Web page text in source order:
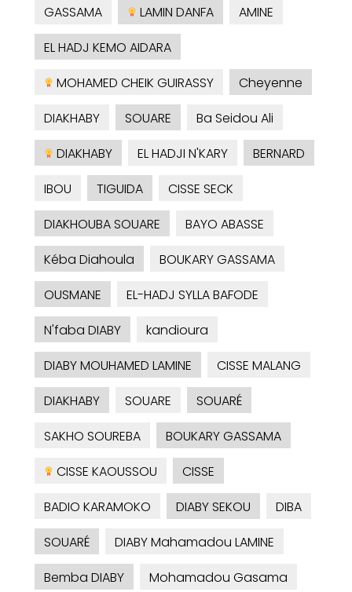
GASSAMA LAMIN DANFA
AMINE
EL HADJ KEMO AIDARA
MOHAMED CHEIK GUIRASSY
Cheyenne
DIAKHABY
SOUARE
Ba Seidou Ali
DIAKHABY
EL HADJI N'KARY
BERNARD
IBOU
TIGUIDA
CISSE SECK
DIAKHOUBA SOUARE
BAYO ABASSE
Kéba Diahoula
BOUKARY GASSAMA
OUSMANE
EL-HADJ SYLLA BAFODE
N'faba DIABY
kandioura
DIABY MOUHAMED LAMINE
CISSE MALANG
DIAKHABY
SOUARE
SOUARÉ
SAKHO SOUREBA
BOUKARY GASSAMA
CISSE KAOUSSOU
CISSE
BADIO KARAMOKO
DIABY SEKOU
DIBA
SOUARÉ
DIABY Mahamadou LAMINE
Bemba DIABY
Mohamadou Gasama